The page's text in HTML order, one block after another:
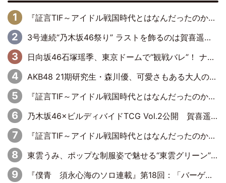
『証言TIF～アイドル戦国時代とはなんだったのか～』第6回：でんぱ組.inc・古川未鈴×相沢梨紗「『ハロプロやりたかったな』って言ったら、夢眠ねむさんに『てめえはでんぱ組．incなんだよ！』って肩パンされて(笑)」
3号連続“乃木坂46祭り” ラストを飾るのは賀喜遥香…5年ぶりの登場に「5年分大人になった私を見ていただけたら」
日向坂46石塚瑶季、東京ドームで“観戦バレ”！ ナイツ・塙も認めた「巨人に詳しすぎるアイドル」は元VENUSスクール生で杉内コーチ推し⁉
AKB48 21期研究生・森川優、可愛さもある大人の女性に
『証言TIF～アイドル戦国時代とはなんだったのか～』第10回：さくら学院・武藤彩未×飯田らうら「正直、中3で辞めるというのを信じてなくて。そう言われてはいたけど、嘘でしょって」
乃木坂46×ビルディバイドTCG Vol.2公開 賀喜遥香＆田村真佑が『京まふ』ステージに登壇
『証言TIF～アイドル戦国時代とはなんだったのか～』第8回：Negicco・Nao☆×Megu×Kaede「東京からオファーが来たのと、梨の皮剥きとどっちが大事なんだって」
東雲うみ、ポップな制服姿で魅せる“東雲グリーン”の正体
『僕青 須永心海のソロ連載』第18回：「バーゲンセールハンターみうな inしまむら」編